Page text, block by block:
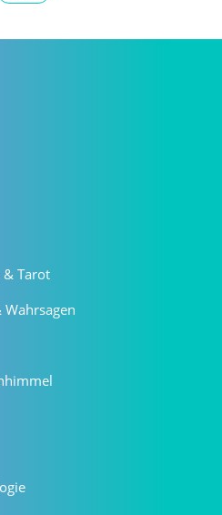
& Tarot
Wahrsagen